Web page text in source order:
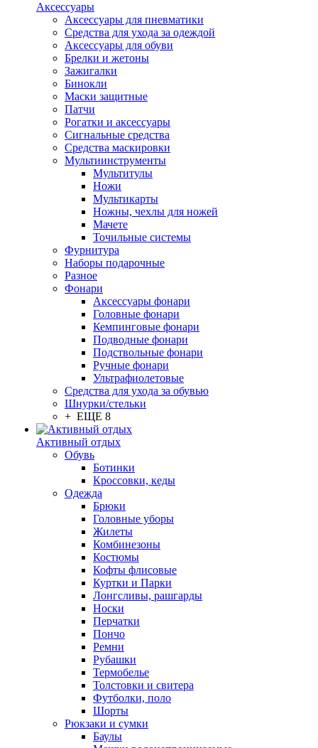
Аксессуары
Аксессуары для пневматики
Средства для ухода за одеждой
Аксессуары для обуви
Брелки и жетоны
Зажигалки
Бинокли
Маски защитные
Патчи
Рогатки и аксессуары
Сигнальные средства
Средства маскировки
Мультиинструменты
Мультитулы
Ножи
Мультикарты
Ножны, чехлы для ножей
Мачете
Точильные системы
Фурнитура
Наборы подарочные
Разное
Фонари
Аксессуары фонари
Головные фонари
Кемпинговые фонари
Подводные фонари
Подствольные фонари
Ручные фонари
Ультрафиолетовые
Средства для ухода за обувью
Шнурки/стельки
+ ЕЩЕ 8
Активный отдых
Обувь
Ботинки
Кроссовки, кеды
Одежда
Брюки
Головные уборы
Жилеты
Комбинезоны
Костюмы
Кофты флисовые
Куртки и Парки
Лонгсливы, рашгарды
Носки
Перчатки
Пончо
Ремни
Рубашки
Термобелье
Толстовки и свитера
Футболки, поло
Шорты
Рюкзаки и сумки
Баулы